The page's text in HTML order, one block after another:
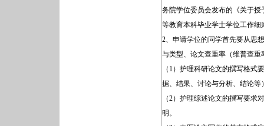
务院学位委员会发布的《关于
等教育本科毕业学士学位工作
2、申请学位的同学首先要从思
与类型、论文查重率（维普查重
（1）护理科研论文的撰写格
据、结果、讨论与分析、结论
（2）护理综述论文的撰写要
明。